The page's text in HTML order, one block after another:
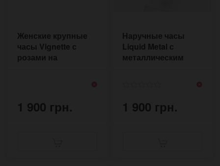
Женские крупные
часы Vignette с
розами на
1 900 грн.
Наручные часы
Liquid Metal с
металлическим
1 900 грн.